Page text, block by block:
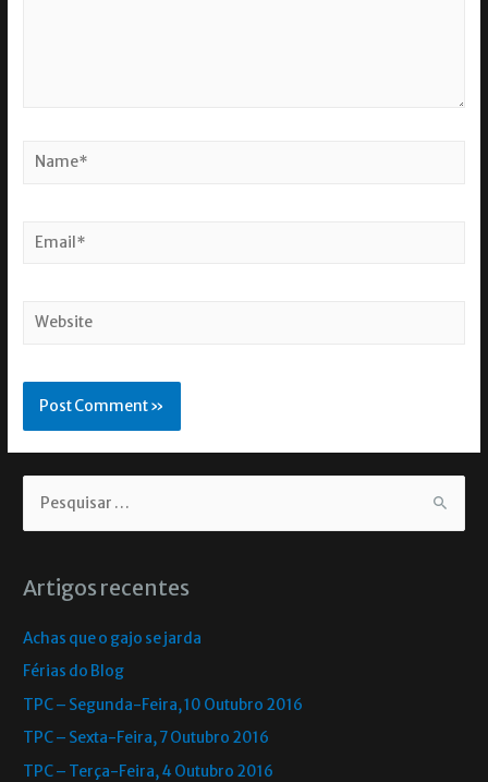
Artigos recentes
Achas que o gajo se jarda
Férias do Blog
TPC – Segunda-Feira, 10 Outubro 2016
TPC – Sexta-Feira, 7 Outubro 2016
TPC – Terça-Feira, 4 Outubro 2016